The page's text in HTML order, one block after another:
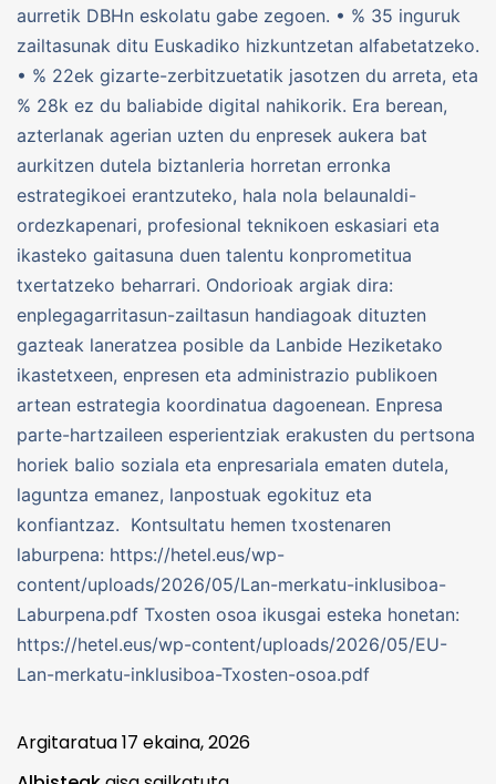
aurretik DBHn eskolatu gabe zegoen. • % 35 inguruk
zailtasunak ditu Euskadiko hizkuntzetan alfabetatzeko.
• % 22ek gizarte-zerbitzuetatik jasotzen du arreta, eta
% 28k ez du baliabide digital nahikorik. Era berean,
azterlanak agerian uzten du enpresek aukera bat
aurkitzen dutela biztanleria horretan erronka
estrategikoei erantzuteko, hala nola belaunaldi-
ordezkapenari, profesional teknikoen eskasiari eta
ikasteko gaitasuna duen talentu konprometitua
txertatzeko beharrari. Ondorioak argiak dira:
enplegagarritasun-zailtasun handiagoak dituzten
gazteak laneratzea posible da Lanbide Heziketako
ikastetxeen, enpresen eta administrazio publikoen
artean estrategia koordinatua dagoenean. Enpresa
parte-hartzaileen esperientziak erakusten du pertsona
horiek balio soziala eta enpresariala ematen dutela,
laguntza emanez, lanpostuak egokituz eta
konfiantzaz. Kontsultatu hemen txostenaren
laburpena: https://hetel.eus/wp-
content/uploads/2026/05/Lan-merkatu-inklusiboa-
Laburpena.pdf Txosten osoa ikusgai esteka honetan:
https://hetel.eus/wp-content/uploads/2026/05/EU-
Lan-merkatu-inklusiboa-Txosten-osoa.pdf
Argitaratua17 ekaina, 2026